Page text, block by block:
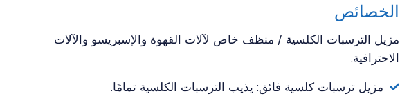
الخصائص
مزيل الترسبات الكلسية / منظف خاص لآلات القهوة والإسبريسو والآلات
الاحترافية.
مزيل ترسبات كلسية فائق: يذيب الترسبات الكلسية تمامًا.